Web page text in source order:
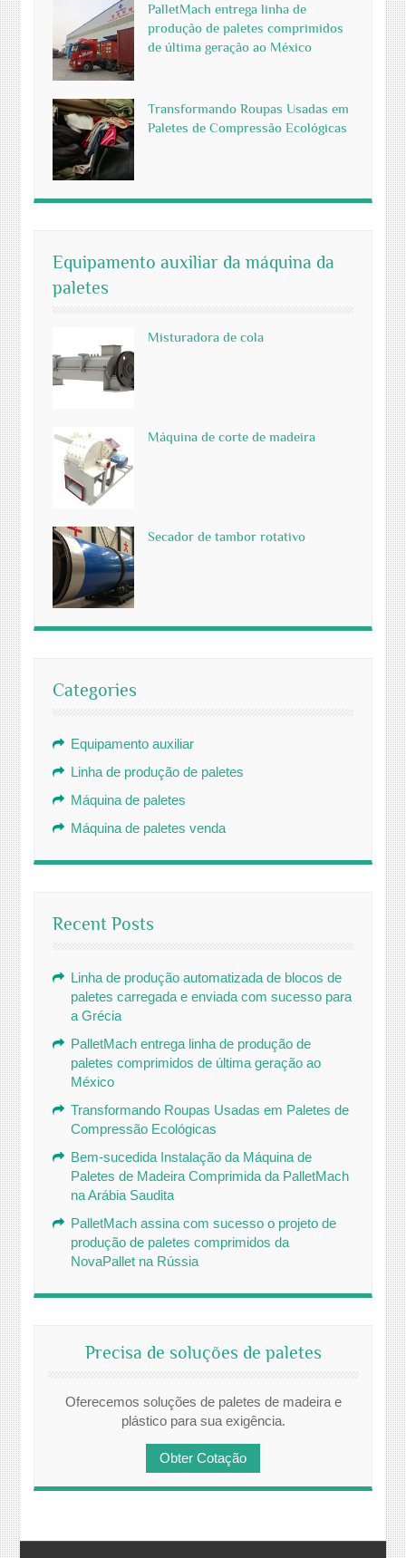
PalletMach entrega linha de
produção de paletes comprimidos
de última geração ao México
Transformando Roupas Usadas em
Paletes de Compressão Ecológicas
Equipamento auxiliar da máquina da
paletes
Misturadora de cola
Máquina de corte de madeira
Secador de tambor rotativo
Categories
Equipamento auxiliar
Linha de produção de paletes
Máquina de paletes
Máquina de paletes venda
Recent Posts
Linha de produção automatizada de blocos de
paletes carregada e enviada com sucesso para
a Grécia
PalletMach entrega linha de produção de
paletes comprimidos de última geração ao
México
Transformando Roupas Usadas em Paletes de
Compressão Ecológicas
Bem-sucedida Instalação da Máquina de
Paletes de Madeira Comprimida da PalletMach
na Arábia Saudita
PalletMach assina com sucesso o projeto de
produção de paletes comprimidos da
NovaPallet na Rússia
Precisa de soluções de paletes
Oferecemos soluções de paletes de madeira e
plástico para sua exigência.
Obter Cotação